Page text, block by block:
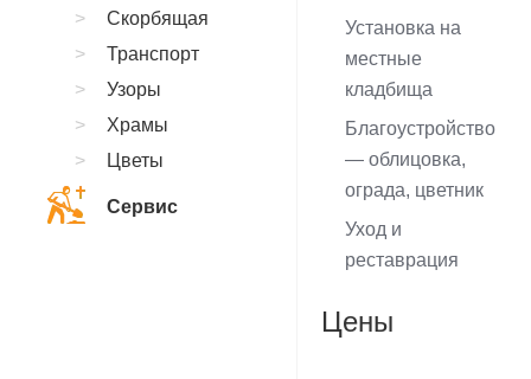
Установка на
местные
кладбища
Благоустройство
— облицовка,
ограда, цветник
Уход и
реставрация
Цены
Скорбящая
Транспорт
Узоры
Храмы
Цветы
Сервис